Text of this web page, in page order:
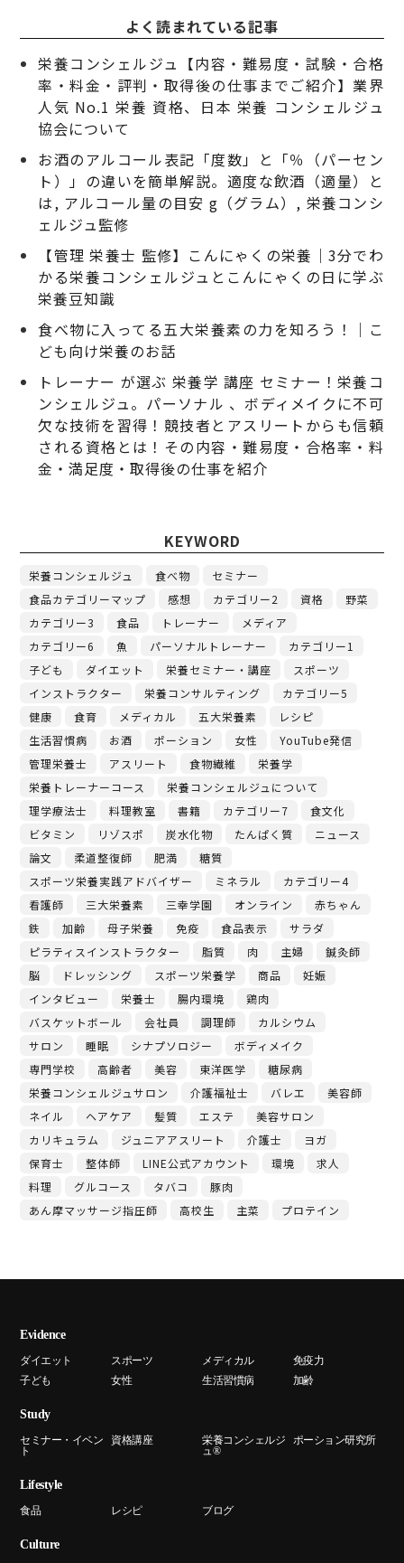
よく読まれている記事
栄養コンシェルジュ【内容・難易度・試験・合格
率・料金・評判・取得後の仕事までご紹介】業界
人気 No.1 栄養 資格、日本 栄養 コンシェルジュ
協会について
お酒のアルコール表記「度数」と「％（パーセン
ト）」の違いを簡単解説。適度な飲酒（適量）と
は, アルコール量の目安 g（グラム）, 栄養コンシ
ェルジュ監修
【管理 栄養士 監修】こんにゃくの栄養｜3分でわ
かる栄養コンシェルジュとこんにゃくの日に学ぶ
栄養豆知識
食べ物に入ってる五大栄養素の力を知ろう！｜こ
ども向け栄養のお話
トレーナー が選ぶ 栄養学 講座 セミナー！栄養コ
ンシェルジュ。パーソナル 、ボディメイクに不可
欠な技術を習得！競技者とアスリートからも信頼
される資格とは！その内容・難易度・合格率・料
金・満足度・取得後の仕事を紹介
KEYWORD
栄養コンシェルジュ 食べ物
セミナー
食品カテゴリーマップ
感想 カテゴリー2 資格
野菜
カテゴリー3
食品 トレーナー
メディア
カテゴリー6
魚 パーソナルトレーナー
カテゴリー1
子ども
ダイエット 栄養セミナー・講座
スポーツ
インストラクター
栄養コンサルティング
カテゴリー5
健康
食育 メディカル 五大栄養素
レシピ
生活習慣病
お酒 ポーション 女性
YouTube発信
管理栄養士
アスリート 食物繊維
栄養学
栄養トレーナーコース
栄養コンシェルジュについて
理学療法士
料理教室 書籍 カテゴリー7
食文化
ビタミン
リゾスポ 炭水化物 たんぱく質
ニュース
論文
柔道整復師 肥満
糖質
スポーツ栄養実践アドバイザー
ミネラル
カテゴリー4
看護師
三大栄養素 三幸学園 オンライン
赤ちゃん
鉄
加齢 母子栄養 免疫 食品表示
サラダ
ピラティスインストラクター
脂質 肉 主婦
鍼灸師
脳
ドレッシング スポーツ栄養学 商品
妊娠
インタビュー
栄養士 腸内環境
鶏肉
バスケットボール
会社員 調理師
カルシウム
サロン
睡眠 シナプソロジー
ボディメイク
専門学校
高齢者 美容 東洋医学
糖尿病
栄養コンシェルジュサロン
介護福祉士 バレエ
美容師
ネイル
ヘアケア 髪質 エステ
美容サロン
カリキュラム
ジュニアアスリート 介護士
ヨガ
保育士
整体師 LINE公式アカウント 環境
求人
料理
グルコース タバコ
豚肉
あん摩マッサージ指圧師
高校生 主菜 プロテイン
Evidence
ダイエット スポーツ メディカル
免疫力
子ども
女性 生活習慣病 加齢
Study
セミナー・イベン
ト
資格講座
栄養コンシェルジ
ュ®
ポーション研究所
Lifestyle
食品 レシピ ブログ
Culture